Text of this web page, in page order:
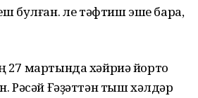
булған. Әле тәфтиш эше бара,
27 мартында хәйриә йорто
Рәсәй Ғәҙәттән тыш хәлдәр